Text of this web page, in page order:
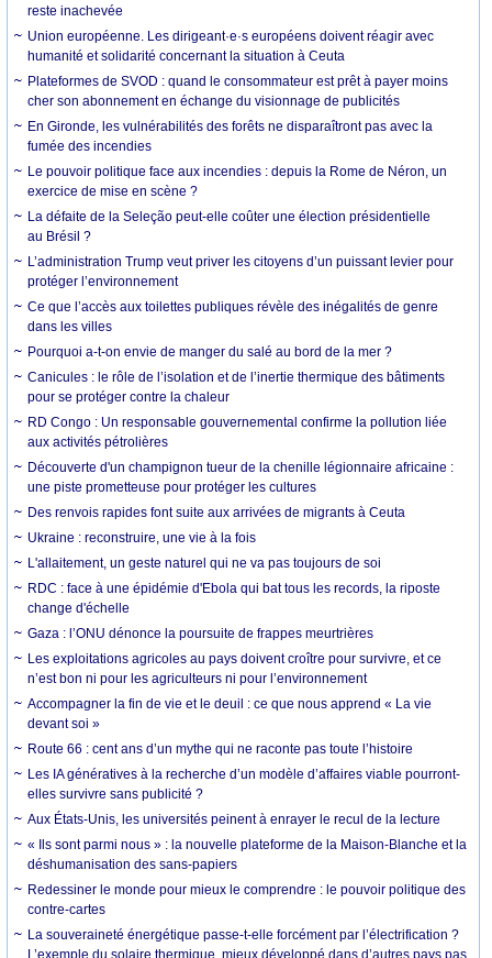
reste inachevée
Union européenne. Les dirigeant·e·s européens doivent réagir avec
humanité et solidarité concernant la situation à Ceuta
Plateformes de SVOD : quand le consommateur est prêt à payer moins
cher son abonnement en échange du visionnage de publicités
En Gironde, les vulnérabilités des forêts ne disparaîtront pas avec la
fumée des incendies
Le pouvoir politique face aux incendies : depuis la Rome de Néron, un
exercice de mise en scène ?
La défaite de la Seleção peut-elle coûter une élection présidentielle
au Brésil ?
L’administration Trump veut priver les citoyens d’un puissant levier pour
protéger l’environnement
Ce que l’accès aux toilettes publiques révèle des inégalités de genre
dans les villes
Pourquoi a-t-on envie de manger du salé au bord de la mer ?
Canicules : le rôle de l’isolation et de l’inertie thermique des bâtiments
pour se protéger contre la chaleur
RD Congo : Un responsable gouvernemental confirme la pollution liée
aux activités pétrolières
Découverte d'un champignon tueur de la chenille légionnaire africaine :
une piste prometteuse pour protéger les cultures
Des renvois rapides font suite aux arrivées de migrants à Ceuta
Ukraine : reconstruire, une vie à la fois
L'allaitement, un geste naturel qui ne va pas toujours de soi
RDC : face à une épidémie d'Ebola qui bat tous les records, la riposte
change d'échelle
Gaza : l’ONU dénonce la poursuite de frappes meurtrières
Les exploitations agricoles au pays doivent croître pour survivre, et ce
n’est bon ni pour les agriculteurs ni pour l’environnement
Accompagner la fin de vie et le deuil : ce que nous apprend « La vie
devant soi »
Route 66 : cent ans d’un mythe qui ne raconte pas toute l’histoire
Les IA génératives à la recherche d’un modèle d’affaires viable pourront-
elles survivre sans publicité ?
Aux États-Unis, les universités peinent à enrayer le recul de la lecture
« Ils sont parmi nous » : la nouvelle plateforme de la Maison-Blanche et la
déshumanisation des sans-papiers
Redessiner le monde pour mieux le comprendre : le pouvoir politique des
contre-cartes
La souveraineté énergétique passe-t-elle forcément par l’électrification ?
L’exemple du solaire thermique, mieux développé dans d’autres pays pas